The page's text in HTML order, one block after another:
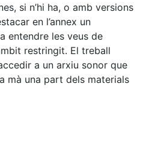
si n’hi ha, o amb versions
en l’annex un
entendre les veus de
restringit. El treball
a un arxiu sonor que
mà una part dels materials